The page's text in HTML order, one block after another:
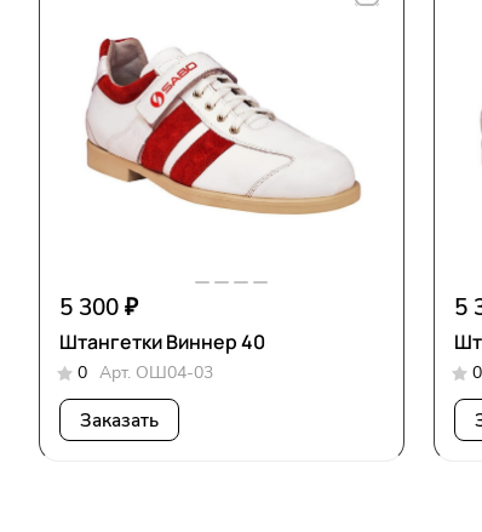
5 300 ₽
Штангетки Виннер 40
0 Арт. ОШ04-03
Заказать
5
0